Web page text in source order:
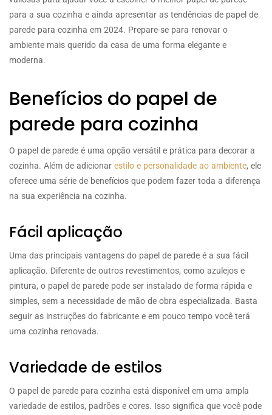
para a sua cozinha e ainda apresentar as tendências de papel de
parede para cozinha em 2024. Prepare-se para renovar o
ambiente mais querido da casa de uma forma elegante e
moderna.
Benefícios do papel de
parede para cozinha
O papel de parede é uma opção versátil e prática para decorar a
cozinha. Além de adicionar estilo e personalidade ao ambiente, ele
oferece uma série de benefícios que podem fazer toda a diferença
na sua experiência na cozinha.
Fácil aplicação
Uma das principais vantagens do papel de parede é a sua fácil
aplicação. Diferente de outros revestimentos, como azulejos e
pintura, o papel de parede pode ser instalado de forma rápida e
simples, sem a necessidade de mão de obra especializada. Basta
seguir as instruções do fabricante e em pouco tempo você terá
uma cozinha renovada.
Variedade de estilos
O papel de parede para cozinha está disponível em uma ampla
variedade de estilos, padrões e cores. Isso significa que você pode